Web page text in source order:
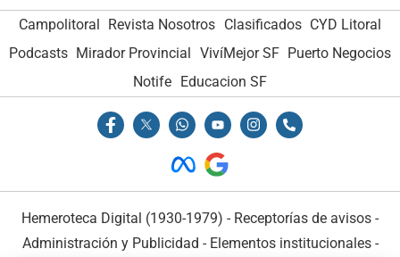
Campolitoral Revista Nosotros Clasificados CYD Litoral
Podcasts Mirador Provincial VivíMejor SF Puerto Negocios
Notife Educacion SF
Hemeroteca Digital (1930-1979) - Receptorías de avisos -
Administración y Publicidad - Elementos institucionales-